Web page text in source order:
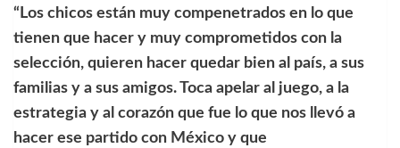
“Los chicos están muy compenetrados en lo que
tienen que hacer y muy comprometidos con la
selección, quieren hacer quedar bien al país, a sus
familias y a sus amigos. Toca apelar al juego, a la
estrategia y al corazón que fue lo que nos llevó a
hacer ese partido con México y que